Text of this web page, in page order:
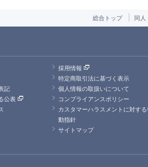
総合トップ 同人
採用情報
特定商取引法に基づく表示
記
個人情報の取扱いについて
公表
コンプライアンスポリシー
カスタマーハラスメントに対す
動指針
サイトマップ